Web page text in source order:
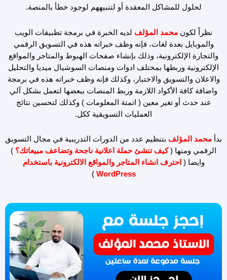
لحلول للمشاكل المعقدة أو لتنبيههم لوجود خطأ بالمنصة.
نظراً لكون محمد المؤلف لديه الخبرة في برمجة تطبيقات الويب
والموبايل بعدة لغات، فإنه وظف خبراته هذه في التسويق الرقمي
والتجارة الإلكترونية، وذلك بإنشاء صفحات الهبوط والمتاجر والمواقع
الإلكترونية وربطها بمختلف ادوات ومنصات السوشيال ميديا والتحليل
والاعلان والتسويق والاختبار، وكذلك فإنه وظف خبراته هذه في برمجة
واضافة كافة الأكواد اللازمة وربط المنصات ببعضها لتعمل بشكل آلي
عند حدث أو تغير معين ( اتمتة المعلومات ) وكذلك لتحسين نتائج
العمليات التسويقية ككل.
بدأ محمد المؤلف بتنظيم عدد من الدورات التدريبية في مجال التسويق
الرقمي ومنها (كيف تنشئ حملة اعلانية ناجحة وتضاعف مبيعاتك؟ )
وايضا ( احترف انشاء المتاجر والمواقع الالكترونية باستخدام
WordPress
)